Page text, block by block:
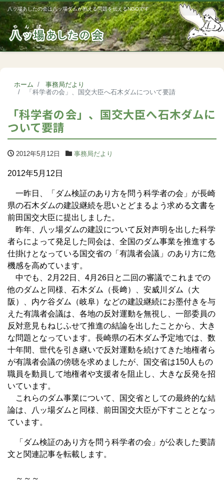
八ッ場あしたの会は八ッ場ダムが抱える問題を伝えるNGOです
ホーム
事務局だより
「科学者の会」、国交大臣へ石木ダムについて要請
「科学者の会」、国交大臣へ石木ダムに
ついて要請
2012年5月12日 事務局だより
2012年5月12日
一昨日、「ダム検証のあり方を問う科学者の会」が長崎
県の石木ダムの建設継続を思いとどまるよう求める文書を
前田国交大臣に提出しました。
昨年、八ッ場ダムの建設について反対声明を出した科学
者らによって発足した同会は、全国のダム事業を推進する
仕掛けとなっている国交省の「有識者会議」のあり方に危
機感を高めています。
中でも、2月22日、4月26日と二回の審議でこれまでの
他のダムと同様、石木ダム（長﨑）、安威川ダム（大
阪）、内ケ谷ダム（岐阜）などの建設継続にお墨付きを与
えた有識者会議は、各地の反対運動を無視し、一部委員の
反対意見もねじふせて推進の結論を出したことから、大き
な問題となっています。長崎県の石木ダム予定地では、数
十年間、世代を引き継いで反対運動を続けてきた地権者ら
が有識者会議の傍聴を求めましたが、国交省は150人もの
職員を動員して地権者や支援者を阻止し、大きな反発を招
いています。
これらのダム事業について、国交省としての最終的な結
論は、八ッ場ダムと同様、前田国交大臣が下すこととなっ
ています。
「ダム検証のあり方を問う科学者の会」が公表した要請
文と関連記事を転載します。
～～～